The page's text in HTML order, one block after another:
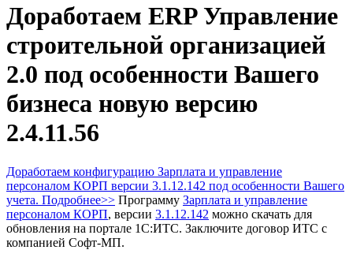
Доработаем ERP Управление
строительной организацией
2.0 под особенности Вашего
бизнеса новую версию
2.4.11.56
Доработаем конфигурацию Зарплата и управление
персоналом КОРП версии 3.1.12.142 под особенности Вашего
учета. Подробнее>> Программу Зарплата и управление
персоналом КОРП, версии 3.1.12.142 можно скачать для
обновления на портале 1С:ИТС. Заключите договор ИТС с
компанией Софт-МП.